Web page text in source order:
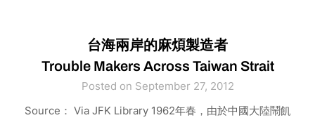
台海兩岸的麻煩製造者
Trouble Makers Across Taiwan Strait
Posted on September 27, 2012
Source： Via JFK Library 1962年春，由於中國大陸鬧飢